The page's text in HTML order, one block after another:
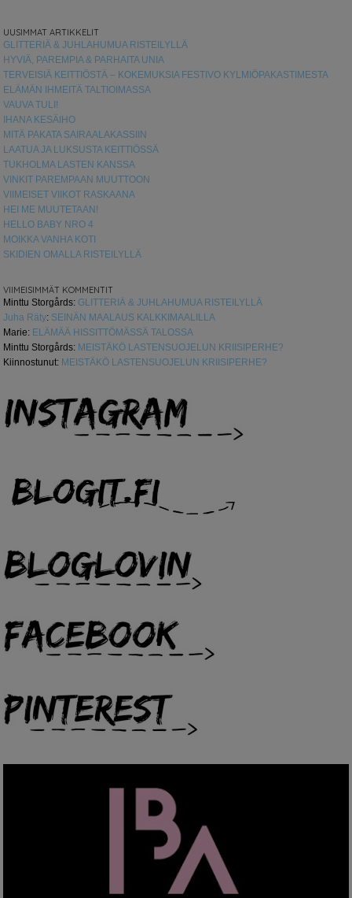
UUSIMMAT ARTIKKELIT
GLITTERIÄ & JUHLAHUMUA RISTEILYLLÄ
HYVIÄ, PAREMPIA & PARHAITA UNIA
TERVEISIÄ KEITTIÖSTÄ – KOKEMUKSIA FESTIVO KYLMIÖPAKASTIMESTA
ELÄMÄN IHMEITÄ TALTIOIMASSA
VAUVA TULI!
IHANA KESÄIHO
MITÄ PAKATA SAIRAALAKASSIIN
LAATUA JA LUKSUSTA KEITTIÖSSÄ
TUKHOLMA LASTEN KANSSA
VINKIT PAREMPAAN MUUTTOON
VIIMEISET VIIKOT RASKAANA
HEI ME MUUTETAAN!
HELLO BABY NRO 4
MOIKKA VANHA KOTI
SKIDIEN OMALLA RISTEILYLLÄ
VIIMEISIMMÄT KOMMENTIT
Minttu Storgårds: GLITTERIÄ & JUHLAHUMUA RISTEILYLLÄ
Juha Räty: SEINÄN MAALAUS KALKKIMAALILLA
Marie: ELÄMÄÄ HISSITTÖMÄSSÄ TALOSSA
Minttu Storgårds: MEISTÄKÖ LASTENSUOJELUN KRIISIPERHE?
Kiinnostunut: MEISTÄKÖ LASTENSUOJELUN KRIISIPERHE?